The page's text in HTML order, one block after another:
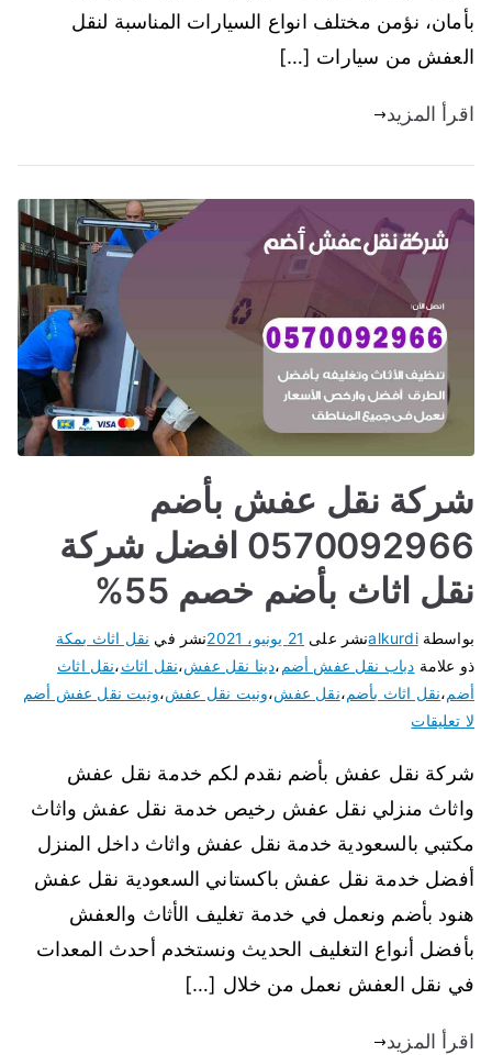
بأمان، نؤمن مختلف انواع السيارات المناسبة لنقل
العفش من سيارات […]
اقرأ المزيد
شركة نقل عفش بأضم
0570092966 افضل شركة
نقل اثاث بأضم خصم 55%
بواسطةalkurdiنشر على 21 يونيو، 2021 نشر في نقل اثاث بمكة
ذو علامة دباب نقل عفش أضم،دينا نقل عفش،نقل اثاث،نقل اثاث
أضم،نقل اثاث بأضم،نقل عفش،ونيت نقل عفش،ونيت نقل عفش أضم
لا تعليقات
شركة نقل عفش بأضم نقدم لكم خدمة نقل عفش
واثاث منزلي نقل عفش رخيص خدمة نقل عفش واثاث
مكتبي بالسعودية خدمة نقل عفش واثاث داخل المنزل
أفضل خدمة نقل عفش باكستاني السعودية نقل عفش
هنود بأضم ونعمل في خدمة تغليف الأثاث والعفش
بأفضل أنواع التغليف الحديث ونستخدم أحدث المعدات
في نقل العفش نعمل من خلال […]
اقرأ المزيد